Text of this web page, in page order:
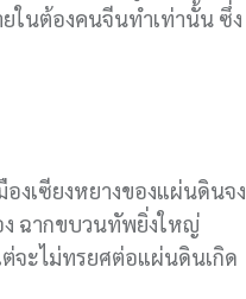
ในต้องคนจีนทำเท่านั้น ซึ่ง
งเซียงหยางของแผ่นดินจง
ง ฉากขบวนทัพยิ่งใหญ่
จะไม่ทรยศต่อแผ่นดินเกิด